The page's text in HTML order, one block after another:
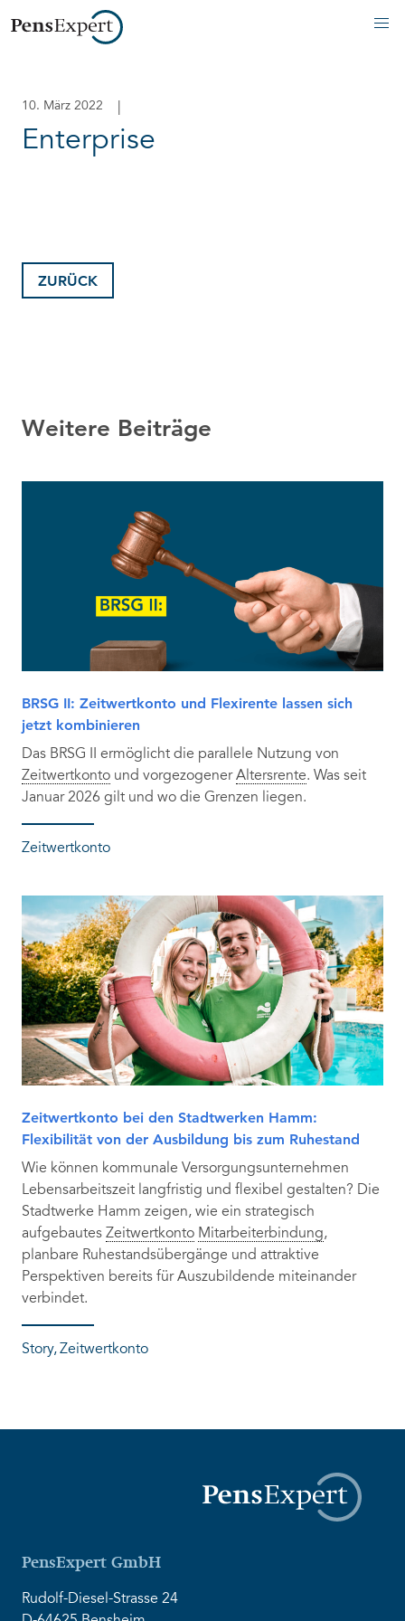
10. März 2022
Enterprise
ZURÜCK
Weitere Beiträge
BRSG II: Zeitwertkonto und Flexirente lassen sich
jetzt kombinieren
Das BRSG II ermöglicht die parallele Nutzung von
Zeitwertkonto und vorgezogenerAltersrente. Was seit
Januar 2026 gilt und wo die Grenzen liegen.
Zeitwertkonto
Zeitwertkonto bei den Stadtwerken Hamm:
Flexibilität von der Ausbildung bis zum Ruhestand
Wie können kommunale Versorgungsunternehmen
Lebensarbeitszeit langfristig und flexibel gestalten? Die
Stadtwerke Hamm zeigen, wie ein strategisch
aufgebautes Zeitwertkonto Mitarbeiterbindung,
planbare Ruhestandsübergänge und attraktive
Perspektiven bereits für Auszubildende miteinander
verbindet.
Story Zeitwertkonto
PensExpert GmbH
Rudolf-Diesel-Strasse 24